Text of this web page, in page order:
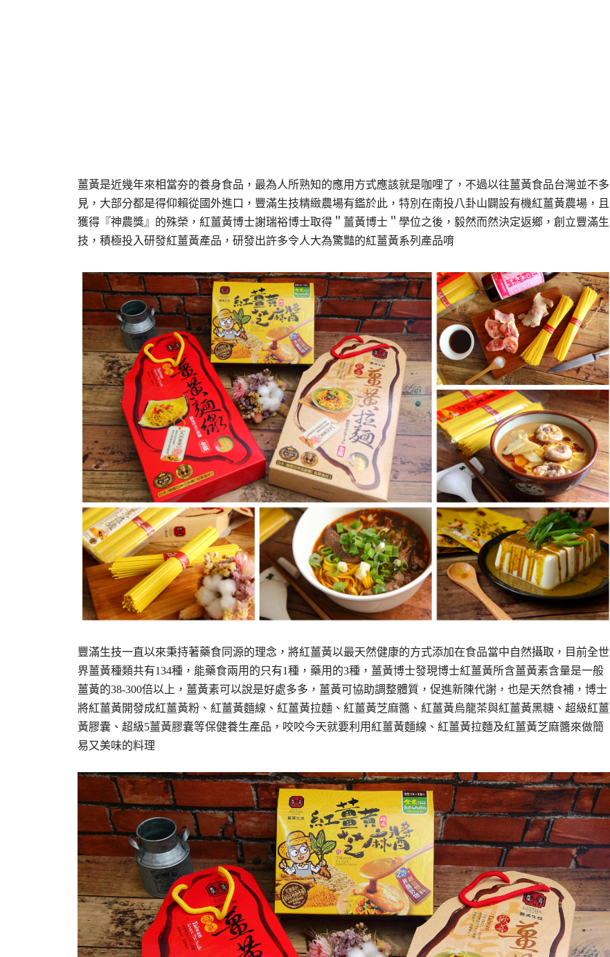
薑黃是近幾年來相當夯的養身食品，最為人所熟知的應用方式應該就是咖哩了，不過以往薑黃食品台灣並不多
見，大部分都是得仰賴從國外進口，豐滿生技精緻農場有鑑於此，特別在南投八卦山闢設有機紅薑黃農場，且
獲得『神農獎』的殊榮，紅薑黃博士謝瑞裕博士取得＂薑黃博士＂學位之後，毅然而然決定返鄉，創立豐滿生
技，積極投入研發紅薑黃產品，研發出許多令人大為驚豔的紅薑黃系列產品唷
豐滿生技一直以來秉持著藥食同源的理念，將紅薑黃以最天然健康的方式添加在食品當中自然攝取，目前全世
界薑黃種類共有134種，能藥食兩用的只有1種，藥用的3種，薑黃博士發現博士紅薑黃所含薑黃素含量是一般
薑黃的38-300倍以上，薑黃素可以說是好處多多，薑黃可協助調整體質，促進新陳代謝，也是天然食補，博士
將紅薑黃開發成紅薑黃粉、紅薑黃麵線、紅薑黃拉麵、紅薑黃芝麻醬、紅薑黃烏龍茶與紅薑黃黑糖、超級紅薑
黃膠囊、超級5薑黃膠囊等保健養生產品，咬咬今天就要利用紅薑黃麵線、紅薑黃拉麵及紅薑黃芝麻醬來做簡
易又美味的料理